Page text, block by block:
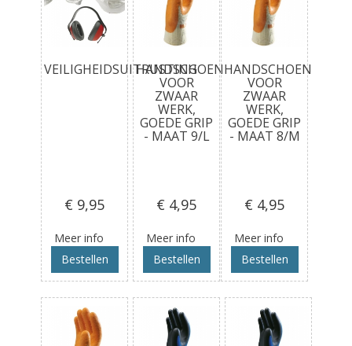
VEILIGHEIDSUITRUSTING
€ 9,95
Meer info
Bestellen
HANDSCHOEN
VOOR
ZWAAR
WERK,
GOEDE GRIP
- MAAT 9/L
€ 4,95
Meer info
Bestellen
HANDSCHOEN
VOOR
ZWAAR
WERK,
GOEDE GRIP
- MAAT 8/M
€ 4,95
Meer info
Bestellen